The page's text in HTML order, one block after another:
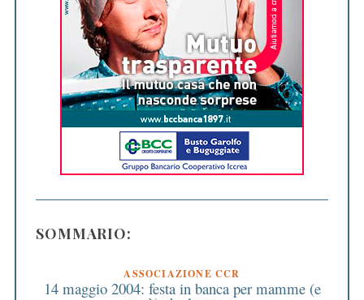
SOMMARIO:
ASSOCIAZIONE CCR
14 maggio 2004: festa in banca per mamme (e